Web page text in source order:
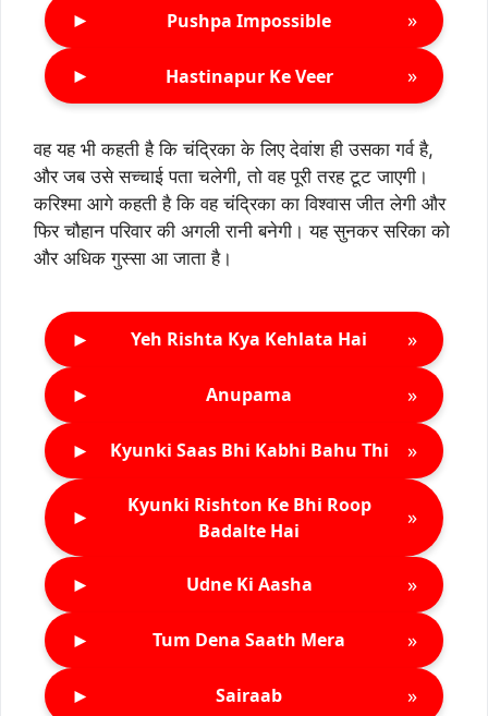
► Pushpa Impossible »
► Hastinapur Ke Veer »
वह यह भी कहती है कि चंद्रिका के लिए देवांश ही उसका गर्व है,
और जब उसे सच्चाई पता चलेगी, तो वह पूरी तरह टूट जाएगी।
करिश्मा आगे कहती है कि वह चंद्रिका का विश्वास जीत लेगी और
फिर चौहान परिवार की अगली रानी बनेगी। यह सुनकर सरिका को
और अधिक गुस्सा आ जाता है।
► Yeh Rishta Kya Kehlata Hai »
► Anupama »
► Kyunki Saas Bhi Kabhi Bahu Thi »
►
Kyunki Rishton Ke Bhi Roop
Badalte Hai
»
► Udne Ki Aasha »
► Tum Dena Saath Mera »
► Sairaab »